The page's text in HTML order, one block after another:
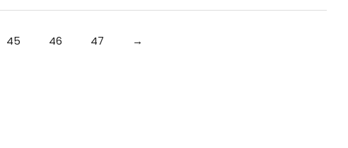
45 46 47 →